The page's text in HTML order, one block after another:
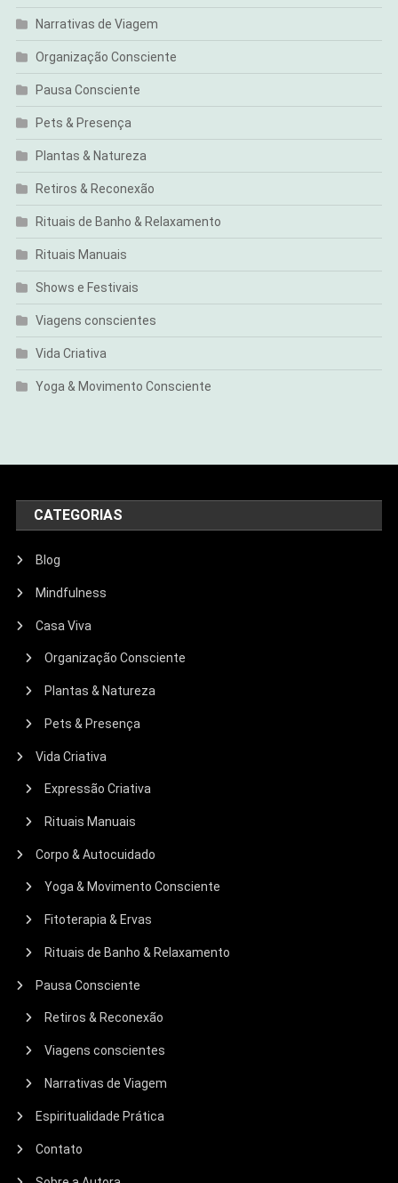
Narrativas de Viagem
Organização Consciente
Pausa Consciente
Pets & Presença
Plantas & Natureza
Retiros & Reconexão
Rituais de Banho & Relaxamento
Rituais Manuais
Shows e Festivais
Viagens conscientes
Vida Criativa
Yoga & Movimento Consciente
CATEGORIAS
Blog
Mindfulness
Casa Viva
Organização Consciente
Plantas & Natureza
Pets & Presença
Vida Criativa
Expressão Criativa
Rituais Manuais
Corpo & Autocuidado
Yoga & Movimento Consciente
Fitoterapia & Ervas
Rituais de Banho & Relaxamento
Pausa Consciente
Retiros & Reconexão
Viagens conscientes
Narrativas de Viagem
Espiritualidade Prática
Contato